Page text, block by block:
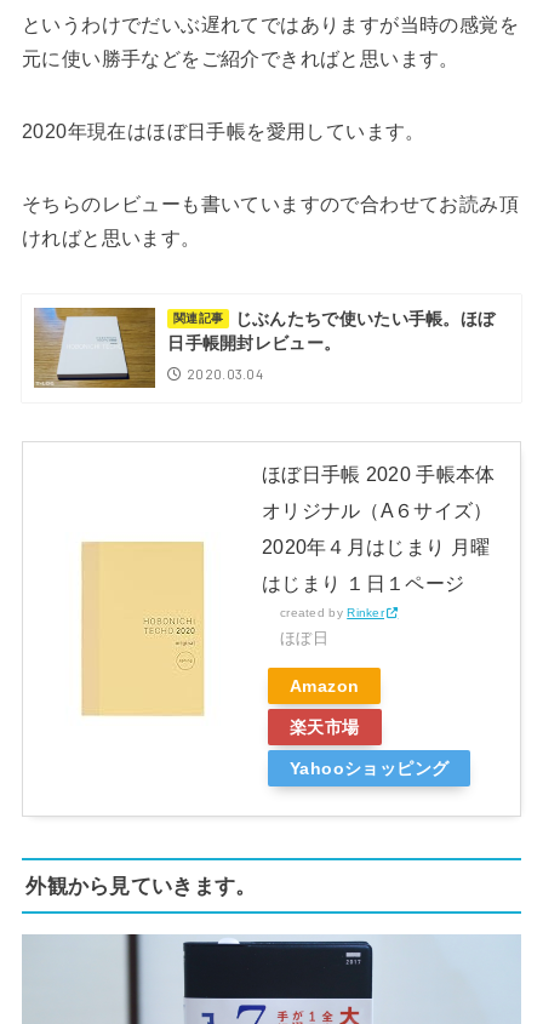
というわけでだいぶ遅れてではありますが当時の感覚を
元に使い勝手などをご紹介できればと思います。
2020年現在はほぼ日手帳を愛用しています。
そちらのレビューも書いていますので合わせてお読み頂
ければと思います。
関連記事
じぶんたちで使いたい手帳。ほぼ
日手帳開封レビュー。
2020.03.04
ほぼ日手帳 2020 手帳本体
オリジナル（A６サイズ）
2020年４月はじまり 月曜
はじまり １日１ページ
created byRinker
ほぼ日
Amazon
楽天市場
Yahooショッピング
外観から見ていきます。